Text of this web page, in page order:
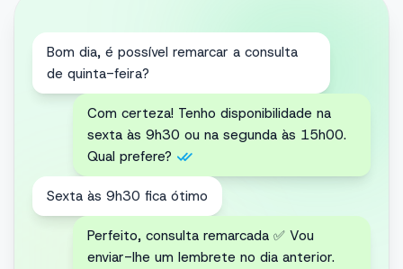
Olá! A minha encomenda #4521 já foi
enviada?
Olá Laura! Sim, saiu hoje 📦 Aqui tem o
tracking: entrega prevista para quinta-
feira.
Perfeito. Ainda dá para adicionar um
artigo?
A encomenda já vai a caminho, mas criei-